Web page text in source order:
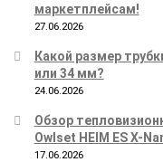
маркетплейсам!
27.06.2026
Какой размер
или 34 мм?
24.06.2026
Обзор
Owlset HEIM ES X-
17.06.2026